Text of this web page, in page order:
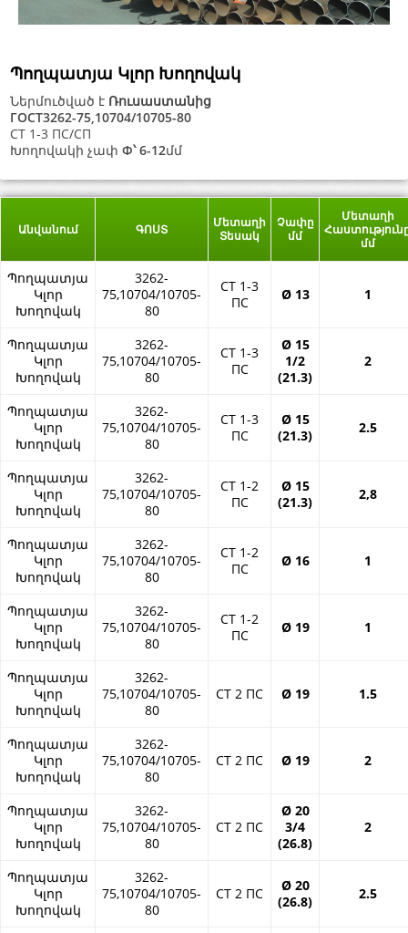
Պողպատյա Կլոր Խողովակ
Ներմուծված է Ռուսաստանից
ГОСТ3262-75,10704/10705-80
СТ 1-3 ПС/СП
Խողովակի չափ Ф՝ 6-12մմ
Անվանում ԳՈՍՏ
Մետաղի
Տեսակ
Չափը
մմ
Մետաղի
մմ
Պողպատյա
Կլոր
Խողովակ
3262-
75,10704/10705-
80
СТ 1-3
ПС
Ø 13 1
Պողպատյա
Կլոր
Խողովակ
3262-
75,10704/10705-
80
СТ 1-3
ПС
Ø 15
1/2
(21.3)
2
Պողպատյա
Կլոր
Խողովակ
3262-
75,10704/10705-
80
СТ 1-3
ПС
Ø 15
(21.3)
2.5
Պողպատյա
Կլոր
Խողովակ
3262-
75,10704/10705-
80
СТ 1-2
ПС
Ø 15
(21.3)
2,8
Պողպատյա
Կլոր
Խողովակ
3262-
75,10704/10705-
80
СТ 1-2
ПС
Ø 16 1
Պողպատյա
Կլոր
Խողովակ
3262-
75,10704/10705-
80
СТ 1-2
ПС
Ø 19 1
Պողպատյա
Կլոր
Խողովակ
3262-
75,10704/10705-
80
СТ 2 ПС Ø 19 1.5
Պողպատյա
Կլոր
Խողովակ
3262-
75,10704/10705-
80
СТ 2 ПС Ø 19 2
Պողպատյա
Կլոր
Խողովակ
3262-
75,10704/10705-
80
СТ 2 ПС
Ø 20
3/4
(26.8)
2
Պողպատյա
Կլոր
Խողովակ
3262-
75,10704/10705-
80
СТ 2 ПС
Ø 20
(26.8)
2.5